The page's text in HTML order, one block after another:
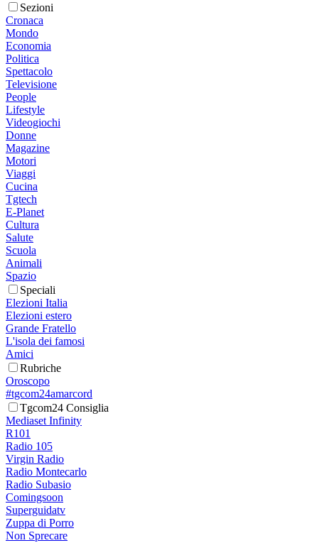
Sezioni
Cronaca
Mondo
Economia
Politica
Spettacolo
Televisione
People
Lifestyle
Videogiochi
Donne
Magazine
Motori
Viaggi
Cucina
Tgtech
E-Planet
Cultura
Salute
Scuola
Animali
Spazio
Speciali
Elezioni Italia
Elezioni estero
Grande Fratello
L'isola dei famosi
Amici
Rubriche
Oroscopo
#tgcom24amarcord
Tgcom24 Consiglia
Mediaset Infinity
R101
Radio 105
Virgin Radio
Radio Montecarlo
Radio Subasio
Comingsoon
Superguidatv
Zuppa di Porro
Non Sprecare